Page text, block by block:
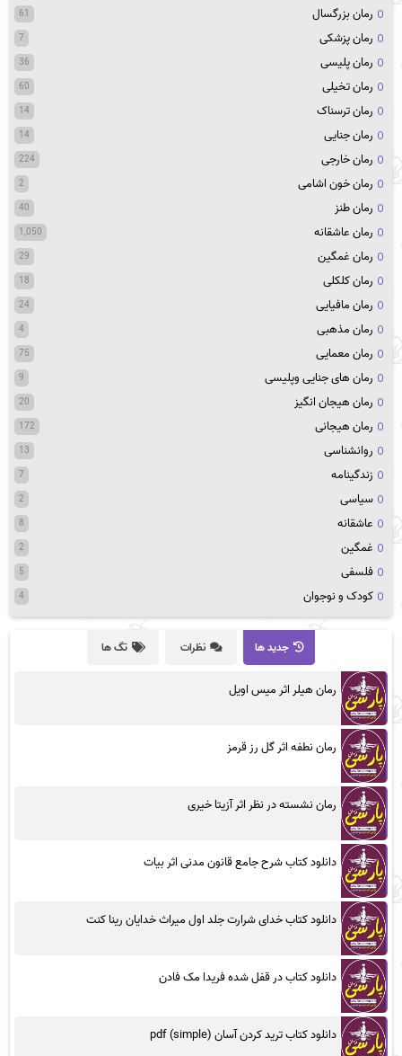
رمان بزرگسال 61
رمان پزشکی 7
رمان پلیسی 36
رمان تخیلی 60
رمان ترسناک 14
رمان جنایی 14
رمان خارجی 224
رمان خون اشامی 2
رمان طنز 40
رمان عاشقانه 1,050
رمان غمگین 29
رمان کلکلی 18
رمان مافیایی 24
رمان مذهبی 4
رمان معمایی 75
رمان های جنایی وپلیسی 9
رمان هیجان انگیز 20
رمان هیجانی 172
روانشناسی 13
زندگینامه 7
سیاسی 2
عاشقانه 8
غمگین 2
فلسفی 5
کودک و نوجوان 4
جدید ها نظرات تگ ها
رمان هیلر اثر میس اویل
رمان نطفه اثر گل رز قرمز
رمان نشسته در نظر اثر آزیتا خیری
دانلود کتاب شرح جامع قانون مدنی اثر بیات
دانلود کتاب خدای شرارت جلد اول میراث خدایان رینا کنت
دانلود کتاب در قفل شده فریدا مک فادن
دانلود کتاب ترید کردن آسان (simple) pdf